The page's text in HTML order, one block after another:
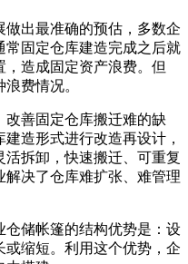
出最准确的预估，多数企
常固定仓库建造完成之后就
造成固定资产浪费。但
费情况。
改善固定仓库搬迁难的缺
造形式进行改造再设计，
拆卸，快速搬迁、可重复
决了仓库难扩张、难管理
储帐篷的结构优势是：设
缩短。利用这个优势，企